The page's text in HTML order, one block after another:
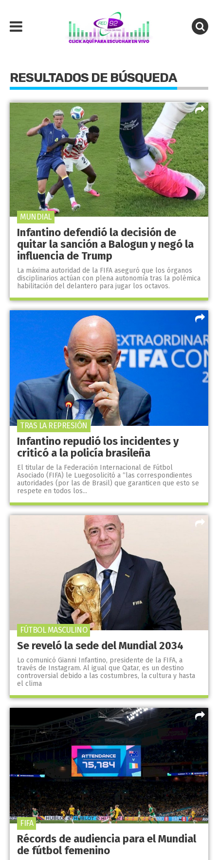
RESULTADOS DE BÚSQUEDA
Infantino defendió la decisión de
quitar la sanción a Balogun y negó la
influencia de Trump
La máxima autoridad de la FIFA aseguró que los órganos
disciplinarios actúan con plena autonomía tras la polémica
habilitación del delantero para jugar los octavos.
MUNDIAL
Infantino repudió los incidentes y
criticó a la policía brasileña
El titular de la Federación Internacional de Fútbol
Asociado (FIFA) le Luegosolicitó a “las correspondientes
autoridades (por las de Brasil) que garanticen que esto se
respete en todos los...
TRAS LA REPRESIÓN
Se reveló la sede del Mundial 2034
Lo comunicó Gianni Infantino, presidente de la FIFA, a
través de Instagram. Al igual que Qatar, es un destino
controversial debido a las costumbres, la cultura y hasta
el clima
FÚTBOL MASCULINO
Récords de audiencia para el Mundial
de fútbol femenino
FIFA